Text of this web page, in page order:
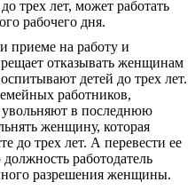
трех лет, может работать
рабочего дня.
приеме на работу и
отказывать женщинам
детей до трех лет.
работников,
в последнюю
женщину, которая
до трех лет. А перевести ее
работодатель
разрешения женщины.